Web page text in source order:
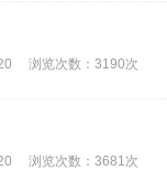
浏览次数：3190次
浏览次数：3681次